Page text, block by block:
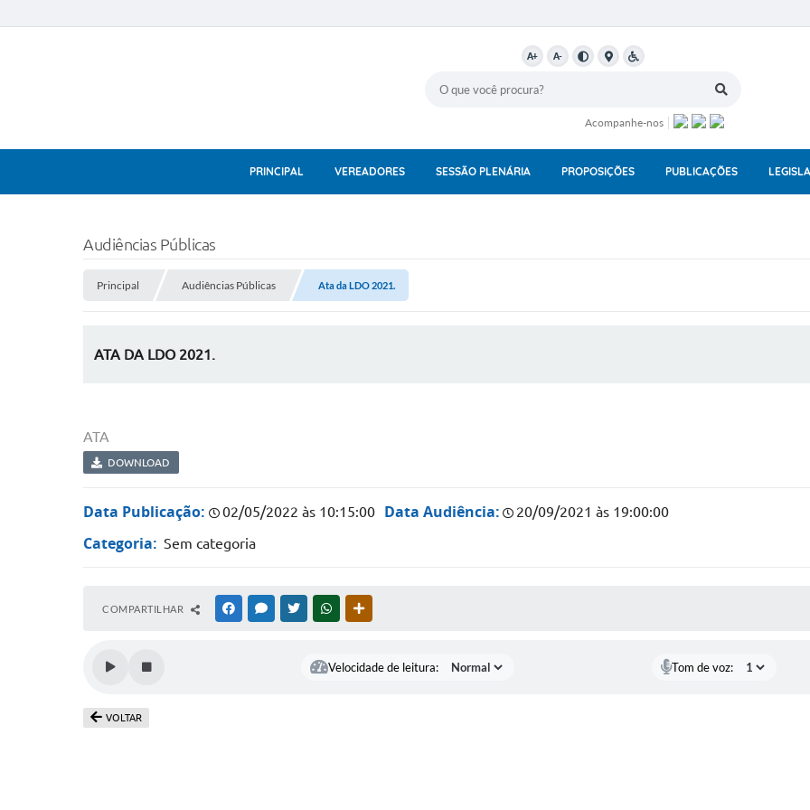
A+ A-
Acompanhe-nos
PRINCIPAL VEREADORES SESSÃO PLENÁRIA PROPOSIÇÕES PUBLICAÇÕES
Audiências Públicas
Principal Audiências Públicas Ata da LDO 2021.
ATA DA LDO 2021.
ATA
DOWNLOAD
Data Publicação: 02/05/2022 às 10:15:00 Data Audiência: 20/09/2021 às 19:00:00
Categoria: Sem categoria
COMPARTILHAR FACEBOOKMESSENGER
TWITTERWHATSAPP
Velocidade de leitura: Tom de voz:
VOLTAR